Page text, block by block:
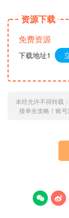
资源下载
免费资源
下载地址1
未经允许不得转载：
接单全攻略！账
 